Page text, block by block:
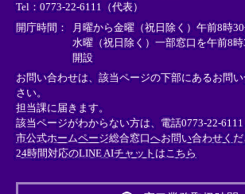
ク
＞
ク
＞
ク
＞
Tel：0773-22-6111（代表）
開庁時間：
月曜から金曜（祝日除く）午前8時
水曜（祝日除く）一部窓口を午前8
開設
お問い合わせは、該当ページの下部にあるお問
さい。
担当課に届きます。
該当ページがわからない方は、電話0773-22-
市公式ホームページ総合窓口へお問い合わせくだ
24時間対応のLINE AIチャットはこちら
外